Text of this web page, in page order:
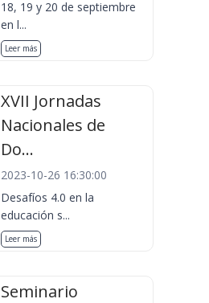
18, 19 y 20 de septiembre
en l...
Leer más
XVII Jornadas
Nacionales de
Do...
2023-10-26 16:30:00
Desafíos 4.0 en la
educación s...
Leer más
Seminario